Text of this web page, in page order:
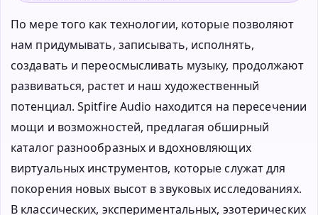
По мере того как технологии, которые позволяют
нам придумывать, записывать, исполнять,
создавать и переосмысливать музыку, продолжают
развиваться, растет и наш художественный
потенциал. Spitfire Audio находится на пересечении
мощи и возможностей, предлагая обширный
каталог разнообразных и вдохновляющих
виртуальных инструментов, которые служат для
покорения новых высот в звуковых исследованиях.
В классических, экспериментальных, эзотерических